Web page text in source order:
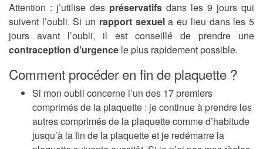
Attention : j’utilise des préservatifs dans les 9 jours qui
suivent l’oubli. Si un rapport sexuela eu lieu dans les 5
jours avant l’oubli, il est conseillé de prendre une
contraception d’urgence le plus rapidement possible.
Comment procéder en fin de plaquette ?
Si mon oubli concerne l’un des 17 premiers
comprimés de la plaquette : je continue à prendre les
autres comprimés de la plaquette comme d’habitude
jusqu’à la fin de la plaquette et je redémarre la